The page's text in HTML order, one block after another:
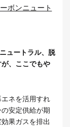
ボンニュート
ュートラル、脱
、ここでもや
ネを活用すれ
安定供給が期
果ガスを排出